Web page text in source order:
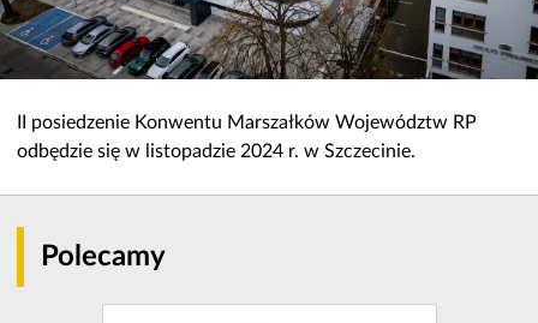
II posiedzenie Konwentu Marszałków Województw RP
odbędzie się w listopadzie 2024 r. w Szczecinie.
Polecamy